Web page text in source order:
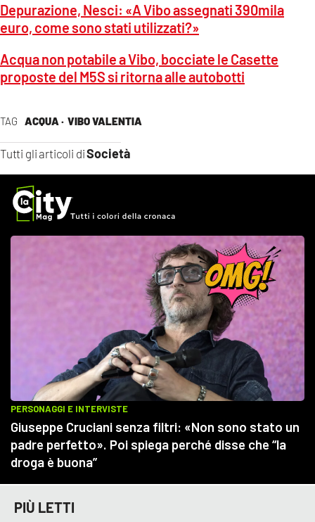
TAG ACQUA · VIBO VALENTIA
Tutti gli articoli diSocietà
Depurazione, Nesci: «A Vibo assegnati 390mila
euro, come sono stati utilizzati?»
Acqua non potabile a Vibo, bocciate le Casette
proposte del M5S si ritorna alle autobotti
PIÙ LETTI